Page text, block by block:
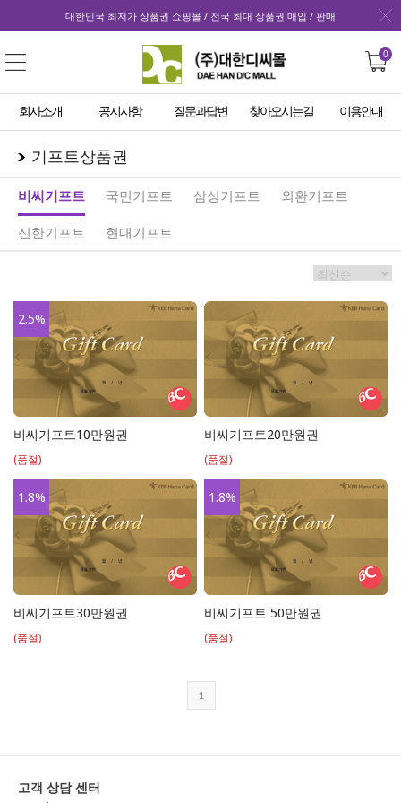
대한민국 최저가 상품권 쇼핑몰 / 전국 최대 상품권 매입 / 판매
0
회사소개 공지사항 질문과답변 찾아오시는길 이용안내
기프트상품권
비씨기프트 국민기프트 삼성기프트 외환기프트
신한기프트 현대기프트
2.5%
비씨기프트10만원권
(품절)
비씨기프트20만원권
(품절)
1.8%
비씨기프트30만원권
(품절)
1.8%
비씨기프트 50만원권
(품절)
1
고객 상담 센터